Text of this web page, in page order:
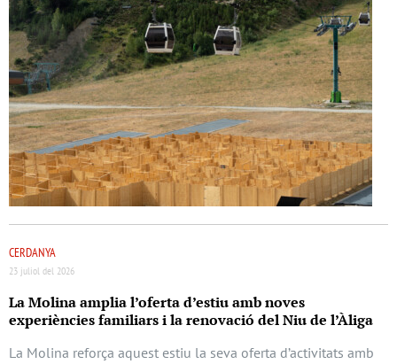
CERDANYA
23 juliol del 2026
La Molina amplia l’oferta d’estiu amb noves
experiències familiars i la renovació del Niu de l’Àliga
La Molina reforça aquest estiu la seva oferta d’activitats amb